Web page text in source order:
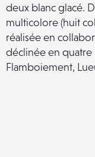
deux blanc glacé.
multicolore (huit
réalisée en
déclinée en quatre
Flamboiement,